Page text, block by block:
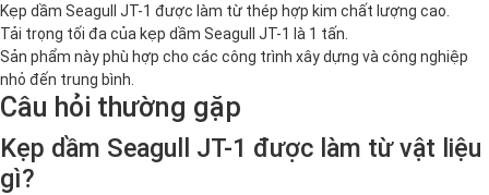
Kẹp dầm Seagull JT-1 được làm từ thép hợp kim chất lượng cao.
Tải trọng tối đa của kẹp dầm Seagull JT-1 là 1 tấn.
Sản phẩm này phù hợp cho các công trình xây dựng và công nghiệp
nhỏ đến trung bình.
Câu hỏi thường gặp
Kẹp dầm Seagull JT-1 được làm từ vật liệu
gì?